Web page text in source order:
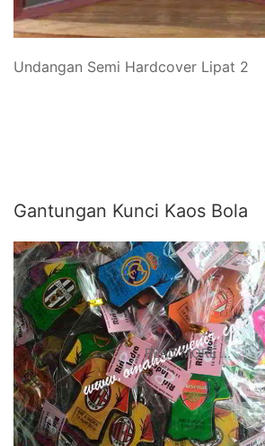
Undangan Semi Hardcover Lipat 2
Gantungan Kunci Kaos Bola
READ MORE ...